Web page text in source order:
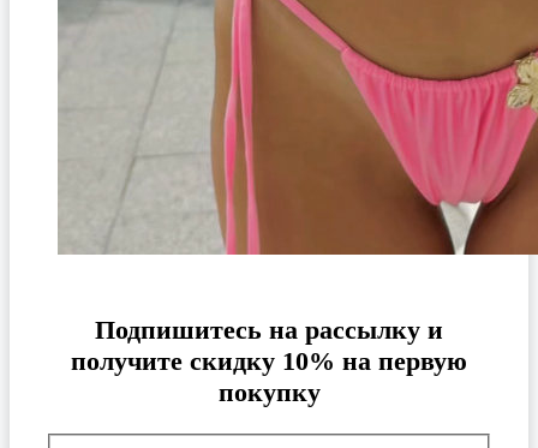
Подпишитесь на рассылку и
получите скидку 10% на первую
покупку